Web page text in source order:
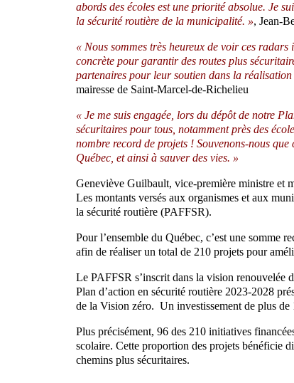
abords des écoles est une priorité absolue. Je
la sécurité routière de la municipalité. », Jean-
« Nous sommes très heureux de voir ces
concrète pour garantir des routes plus
partenaires pour leur soutien dans la
mairesse de Saint-Marcel-de-Richelieu
« Je me suis engagée, lors du dépôt de notre
sécuritaires pour tous, notamment près des
nombre record de projets ! Souvenons-nous
Québec, et ainsi à sauver des vies. »
Geneviève Guilbault, vice-première ministre et
Les montants versés aux organismes et aux
la sécurité routière (PAFFSR).
Pour l’ensemble du Québec, c’est une somme
afin de réaliser un total de 210 projets pour
Le PAFFSR s’inscrit dans la vision renouvelée
Plan d’action en sécurité routière 2023-2028
de la Vision zéro. Un investissement de plus de
Plus précisément, 96 des 210 initiatives
scolaire. Cette proportion des projets bénéficie
chemins plus sécuritaires.